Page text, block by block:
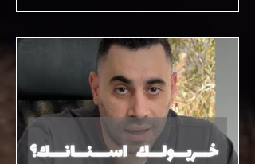
المفصل، أو العضلات؟ التشخيص الصحيح
وتجنب تفاقم الحالة. 🔴 هل ألم الفك له
علاقة بالأسنان؟ في كثير من الحالات،
ألم الفك مرتبط مباشرة بمشكلة في
الأسنان مثل: التهاب عصب السن خراج ف